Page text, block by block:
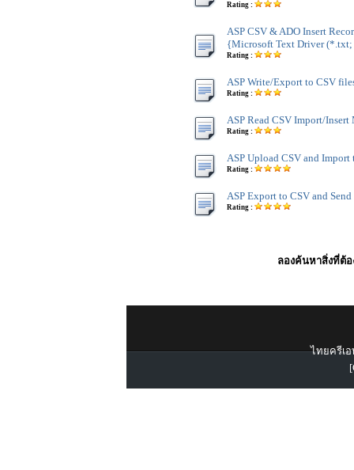
Rating :
ASP CSV & ADO Insert
{Microsoft Text Driver
Rating :
ASP Write/Export to CSV
Rating :
ASP Read CSV Import/Insert
Rating :
ASP Upload CSV and Import
Rating :
ASP Export to CSV and
Rating :
ลองค้นหาสิ่งที่ต้อ
ไทยครีเอ
[